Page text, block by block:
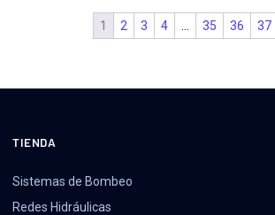
1 2 3 4 35 36 37
TIENDA
Sistemas de Bombeo
Redes Hidráulicas